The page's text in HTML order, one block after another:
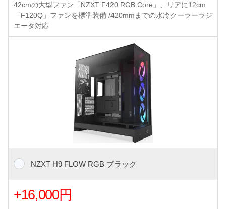
42cmの大型ファン「NZXT F420 RGB Core」、リアに12cm
「F120Q」ファンを標準装備 /420mmまでの水冷クーラーラジ
エータ対応
NZXT H9 FLOW RGB ブラック
+16,000円